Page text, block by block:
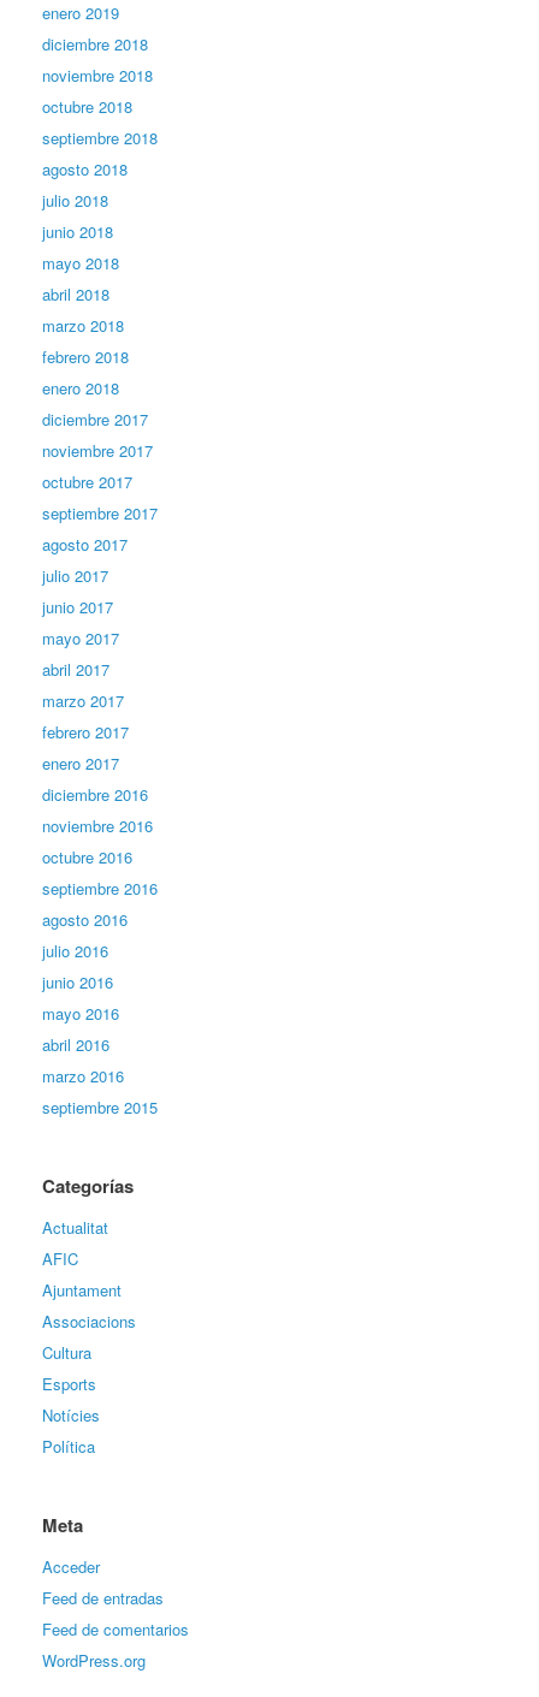
enero 2019
diciembre 2018
noviembre 2018
octubre 2018
septiembre 2018
agosto 2018
julio 2018
junio 2018
mayo 2018
abril 2018
marzo 2018
febrero 2018
enero 2018
diciembre 2017
noviembre 2017
octubre 2017
septiembre 2017
agosto 2017
julio 2017
junio 2017
mayo 2017
abril 2017
marzo 2017
febrero 2017
enero 2017
diciembre 2016
noviembre 2016
octubre 2016
septiembre 2016
agosto 2016
julio 2016
junio 2016
mayo 2016
abril 2016
marzo 2016
septiembre 2015
Categorías
Actualitat
AFIC
Ajuntament
Associacions
Cultura
Esports
Notícies
Política
Meta
Acceder
Feed de entradas
Feed de comentarios
WordPress.org